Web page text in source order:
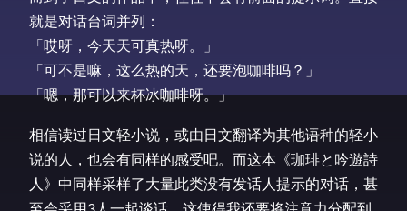
就是对话台词并列：
「哎呀，今天天可真热呀。」
「可不是嘛，这么热的天，还要泡咖啡吗？」
「嗯，那可以来杯冰咖啡呀。」
相信读过日文轻小说，或由日文翻译为其他语种的轻小
说的人，也会有同样的感受吧。而这本《珈琲と吟遊詩
人》中同样采样了大量此类没有发话人提示的对话，甚
至会采用3人一起谈话。这使得我还要将注意力分配到